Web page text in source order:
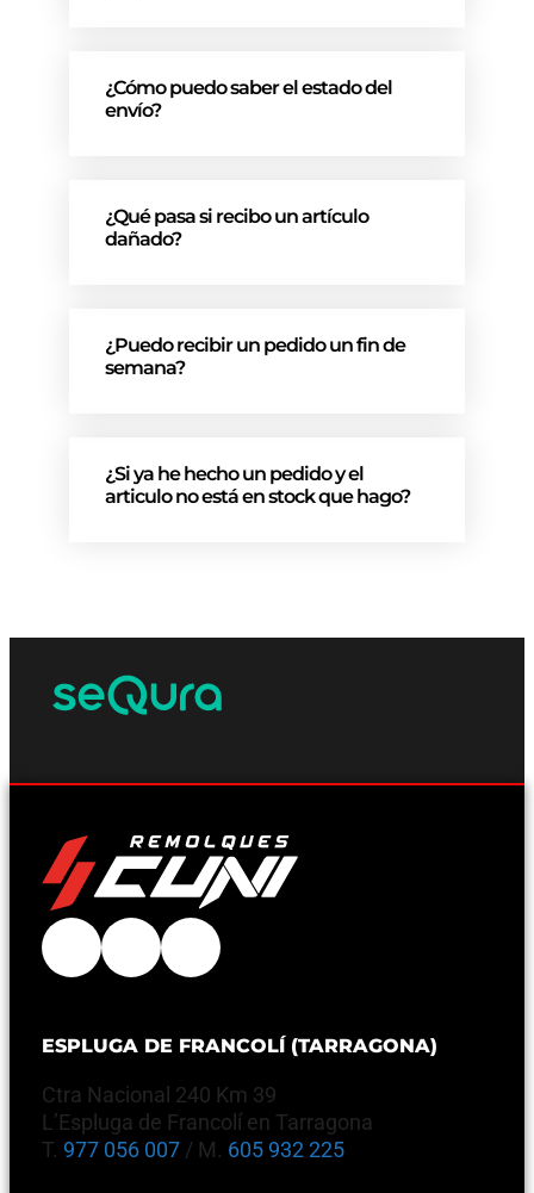
¿Cómo puedo saber el estado del
envío?
¿Qué pasa si recibo un artículo
dañado?
¿Puedo recibir un pedido un fin de
semana?
¿Si ya he hecho un pedido y el
articulo no está en stock que hago?
ESPLUGA DE FRANCOLÍ (TARRAGONA)
Ctra Nacional 240 Km 39
L’Espluga de Francolí en Tarragona
T. 977 056 007 / M. 605 932 225